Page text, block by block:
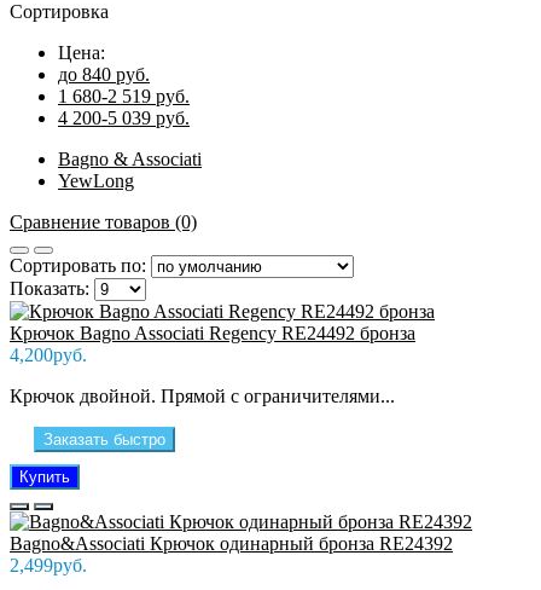
Сортировка
Цена:
до 840 руб.
1 680-2 519 руб.
4 200-5 039 руб.
Bagno & Associati
YewLong
Сравнение товаров (0)
Сортировать по:
Показать:
Крючок Bagno Associati Regency RE24492 бронза
4,200руб.
Крючок двойной. Прямой с ограничителями...
Заказать быстро
Купить
Bagno&Associati Крючок одинарный бронза RE24392
2,499руб.